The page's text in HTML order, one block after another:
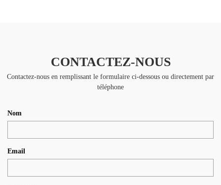
CONTACTEZ-NOUS
Contactez-nous en remplissant le formulaire ci-dessous ou directement par
téléphone
Nom
Email